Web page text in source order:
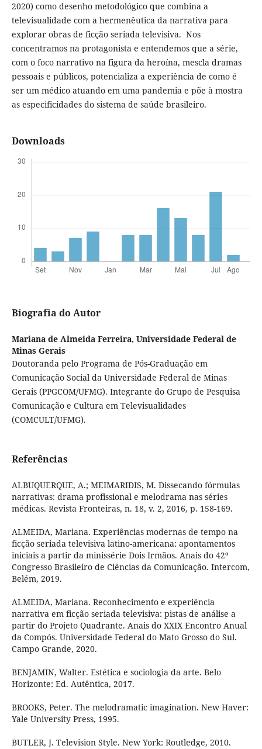
2020) como desenho metodológico que combina a
televisualidade com a hermenêutica da narrativa para
explorar obras de ficção seriada televisiva. Nos
concentramos na protagonista e entendemos que a série,
com o foco narrativo na figura da heroína, mescla dramas
pessoais e públicos, potencializa a experiência de como é
ser um médico atuando em uma pandemia e põe à mostra
as especificidades do sistema de saúde brasileiro.
Downloads
Biografia do Autor
Mariana de Almeida Ferreira, Universidade Federal de
Minas Gerais
Doutoranda pelo Programa de Pós-Graduação em
Comunicação Social da Universidade Federal de Minas
Gerais (PPGCOM/UFMG). Integrante do Grupo de Pesquisa
Comunicação e Cultura em Televisualidades
(COMCULT/UFMG).
Referências
ALBUQUERQUE, A.; MEIMARIDIS, M. Dissecando fórmulas
narrativas: drama profissional e melodrama nas séries
médicas. Revista Fronteiras, n. 18, v. 2, 2016, p. 158-169.
ALMEIDA, Mariana. Experiências modernas de tempo na
ficção seriada televisiva latino-americana: apontamentos
iniciais a partir da minissérie Dois Irmãos. Anais do 42º
Congresso Brasileiro de Ciências da Comunicação. Intercom,
Belém, 2019.
ALMEIDA, Mariana. Reconhecimento e experiência
narrativa em ficção seriada televisiva: pistas de análise a
partir do Projeto Quadrante. Anais do XXIX Encontro Anual
da Compós. Universidade Federal do Mato Grosso do Sul.
Campo Grande, 2020.
BENJAMIN, Walter. Estética e sociologia da arte. Belo
Horizonte: Ed. Autêntica, 2017.
BROOKS, Peter. The melodramatic imagination. New Haver:
Yale University Press, 1995.
BUTLER, J. Television Style. New York: Routledge, 2010.